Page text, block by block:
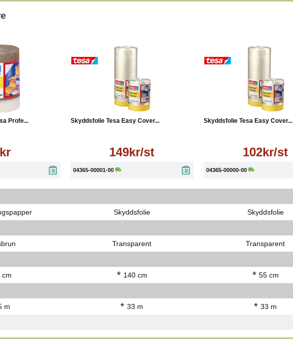
Profe... Skyddsfolie Tesa Easy Cover...
149kr/st
04365-00001-00
Läs mer
Skyddsfolie Tesa Easy Cover...
102kr/st
04365-00000-00
Läs mer
Skyddsfolie Skyddsfolie
Transparent Transparent
cm * 140 cm * 55 cm
m * 33 m * 33 m